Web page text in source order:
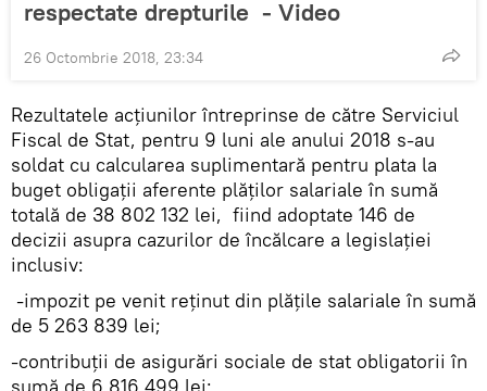
respectate drepturile - Video
26 Octombrie 2018, 23:34
Rezultatele acţiunilor întreprinse de către Serviciul
Fiscal de Stat, pentru 9 luni ale anului 2018 s-au
soldat cu calcularea suplimentară pentru plata la
buget obligaţii aferente plăţilor salariale în sumă
totală de 38 802 132 lei, fiind adoptate 146 de
decizii asupra cazurilor de încălcare a legislaţiei
inclusiv:
-impozit pe venit reţinut din plăţile salariale în sumă
de 5 263 839 lei;
-contribuţii de asigurări sociale de stat obligatorii în